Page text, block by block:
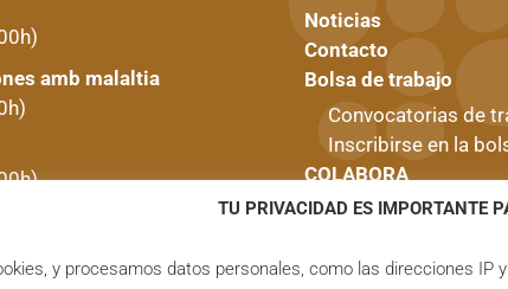
amb malaltia
Noticias
Contacto
Bolsa de trabajo
Convocatorias de
Inscribirse en la
COLABORA
Donativo
Hazte Voluntario
TU PRIVACIDAD ES IMPORTANTE
y procesamos datos personales, como las direcciones